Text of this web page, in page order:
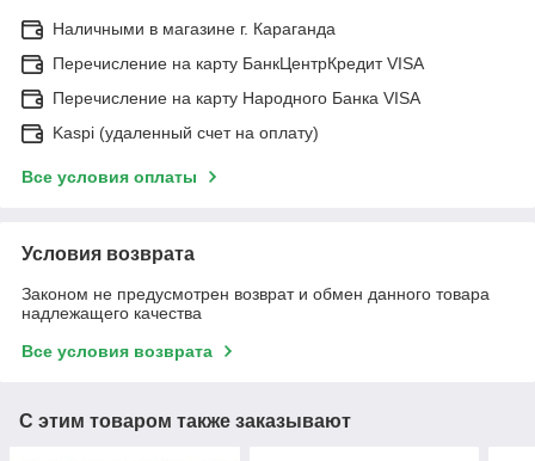
Наличными в магазине г. Караганда
Перечисление на карту БанкЦентрКредит VISA
Перечисление на карту Народного Банка VISA
Kaspi (удаленный счет на оплату)
Все условия оплаты
Условия возврата
Законом не предусмотрен возврат и обмен данного товара
надлежащего качества
Все условия возврата
С этим товаром также заказывают